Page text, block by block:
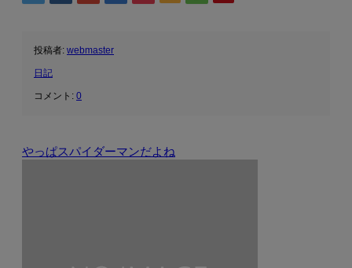
投稿者: webmaster
日記
コメント: 0
やっぱスパイダーマンだよね